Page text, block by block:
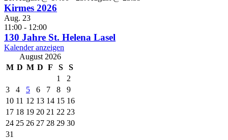
Kirmes 2026
Aug. 23
11:00 - 12:00
130 Jahre St. Helena Lasel
Kalender anzeigen
August 2026
M D M D F S
S
1
2
3
4 5 6 7 8
9
10 11 12 13 14 15 16
17 18 19 20 21 22 23
24 25 26 27 28 29 30
31